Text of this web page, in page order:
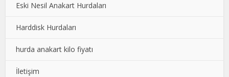
Eski Nesil Anakart Hurdaları
Harddisk Hurdaları
hurda anakart kilo fiyatı
İletişim